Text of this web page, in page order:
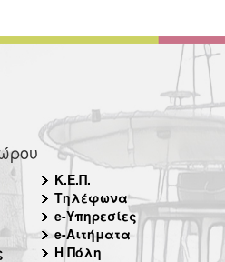
Κ.Ε.Π.
Τηλέφωνα
e-Υπηρεσίες
e-Αιτήματα
Η Πόλη